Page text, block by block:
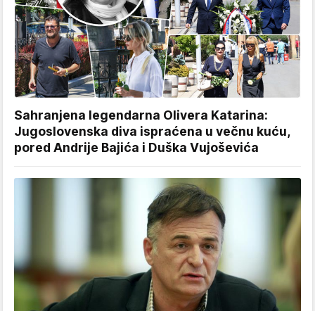
Sahranjena legendarna Olivera Katarina:
Jugoslovenska diva ispraćena u večnu kuću,
pored Andrije Bajića i Duška Vujoševića